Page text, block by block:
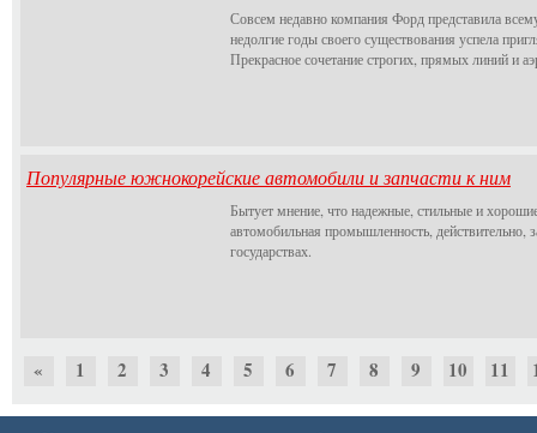
Совсем недавно компания Форд представила
недолгие годы своего существования успела
Прекрасное сочетание строгих, прямых линий и
Популярные южнокорейские автомобили и запчасти к ним
Бытует мнение, что надежные, стильные и
автомобильная промышленность,
государствах.
« 1 2 3 4 5 6 7 8 9 10 11